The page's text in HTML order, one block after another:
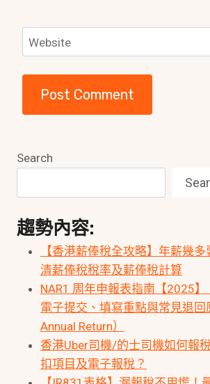
Website
Search
趨勢內容:
【香港薪俸稅全攻略】年薪幾
清薪俸稅稅率及薪俸稅計算
NAR1 周年申報表指南【2025】
電子提交、填寫重點與常見退回
Annual Return）
香港Uber司機/的士司機如何報
扣項目及電子報稅？